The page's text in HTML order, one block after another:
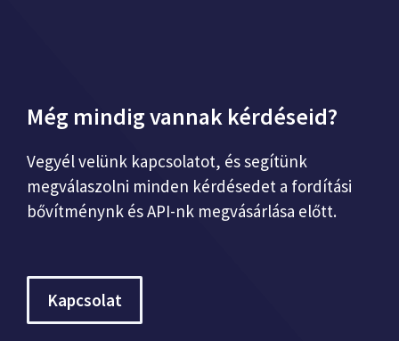
Még mindig vannak kérdéseid?
Vegyél velünk kapcsolatot, és segítünk
megválaszolni minden kérdésedet a fordítási
bővítménynk és API-nk megvásárlása előtt.
Kapcsolat